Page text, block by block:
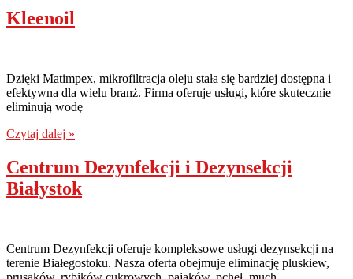
Kleenoil
Dzięki Matimpex, mikrofiltracja oleju stała się bardziej dostępna i
efektywna dla wielu branż. Firma oferuje usługi, które skutecznie
eliminują wodę
Czytaj dalej »
Centrum Dezynfekcji i Dezynsekcji
Białystok
Centrum Dezynfekcji oferuje kompleksowe usługi dezynsekcji na
terenie Białegostoku. Nasza oferta obejmuje eliminację pluskiew,